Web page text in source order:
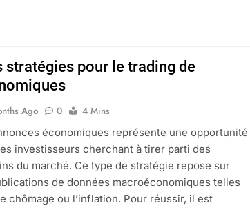
stratégies pour le trading de
Ago 0
4 Mins
économiques représente une opportunité
investisseurs cherchant à tirer parti des
du marché. Ce type de stratégie repose sur
de données macroéconomiques telles
chômage ou l’inflation. Pour réussir, il est